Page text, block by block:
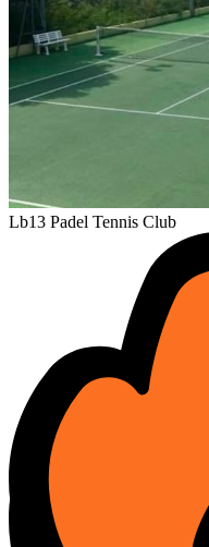
Lb13 Padel Tennis Club